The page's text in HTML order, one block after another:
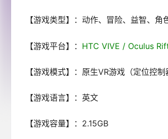
【游戏类型】：动作、冒险、益智、角
【游戏平台】： HTC VIVE / Oculus
【游戏模式】：原生VR游戏（定位控制
【游戏语言】：英文
【游戏容量】：2.15GB